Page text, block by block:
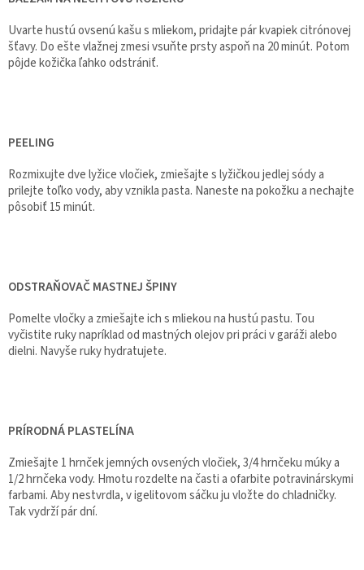
Uvarte hustú ovsenú kašu s mliekom, pridajte pár kvapiek citrónovej
šťavy. Do ešte vlažnej zmesi vsuňte prsty aspoň na 20 minút. Potom
pôjde kožička ľahko odstrániť.
PEELING
Rozmixujte dve lyžice vločiek, zmiešajte s lyžičkou jedlej sódy a
prilejte toľko vody, aby vznikla pasta. Naneste na pokožku a nechajte
pôsobiť 15 minút.
ODSTRAŇOVAČ MASTNEJ ŠPINY
Pomelte vločky a zmiešajte ich s mliekou na hustú pastu. Tou
vyčistite ruky napríklad od mastných olejov pri práci v garáži alebo
dielni. Navyše ruky hydratujete.
PRÍRODNÁ PLASTELÍNA
Zmiešajte 1 hrnček jemných ovsených vločiek, 3/4 hrnčeku múky a
1/2 hrnčeka vody. Hmotu rozdelte na časti a ofarbite potravinárskymi
farbami. Aby nestvrdla, v igelitovom sáčku ju vložte do chladničky.
Tak vydrží pár dní.